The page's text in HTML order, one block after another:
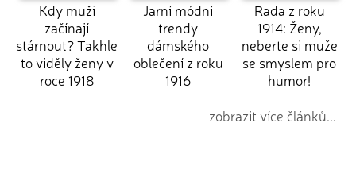
Kdy muži
začínají
stárnout? Takhle
to viděly ženy v
roce 1918
Jarní módní
trendy
dámského
oblečení z roku
1916
Rada z roku
1914: Ženy,
neberte si muže
se smyslem pro
humor!
zobrazit více článků...